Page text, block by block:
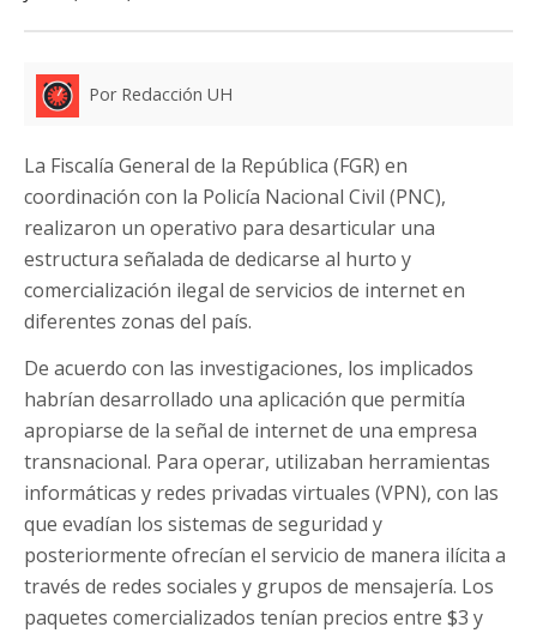
Por Redacción UH
La Fiscalía General de la República (FGR) en
coordinación con la Policía Nacional Civil (PNC),
realizaron un operativo para desarticular una
estructura señalada de dedicarse al hurto y
comercialización ilegal de servicios de internet en
diferentes zonas del país.
De acuerdo con las investigaciones, los implicados
habrían desarrollado una aplicación que permitía
apropiarse de la señal de internet de una empresa
transnacional. Para operar, utilizaban herramientas
informáticas y redes privadas virtuales (VPN), con las
que evadían los sistemas de seguridad y
posteriormente ofrecían el servicio de manera ilícita a
través de redes sociales y grupos de mensajería. Los
paquetes comercializados tenían precios entre $3 y